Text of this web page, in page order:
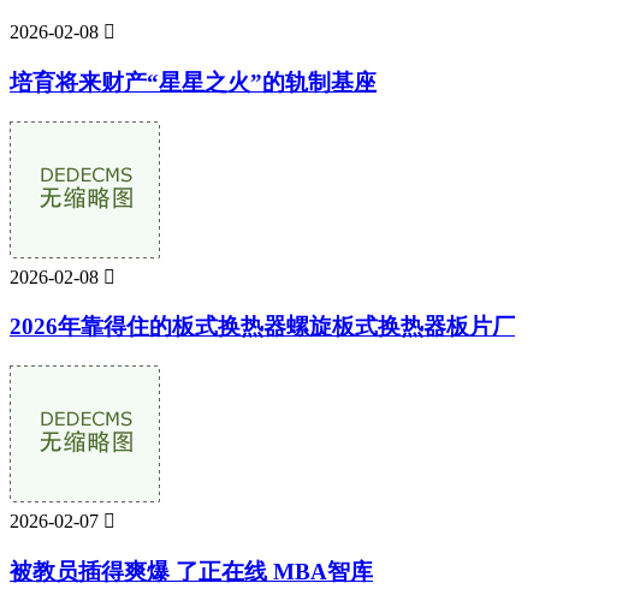
2026-02-08 
培育将来财产“星星之火”的轨制基座
2026-02-08 
2026年靠得住的板式换热器螺旋板式换热器板片厂
2026-02-07 
被教员插得爽爆 了正在线 MBA智库